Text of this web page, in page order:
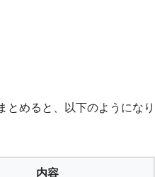
とめると、以下のようになり
内容